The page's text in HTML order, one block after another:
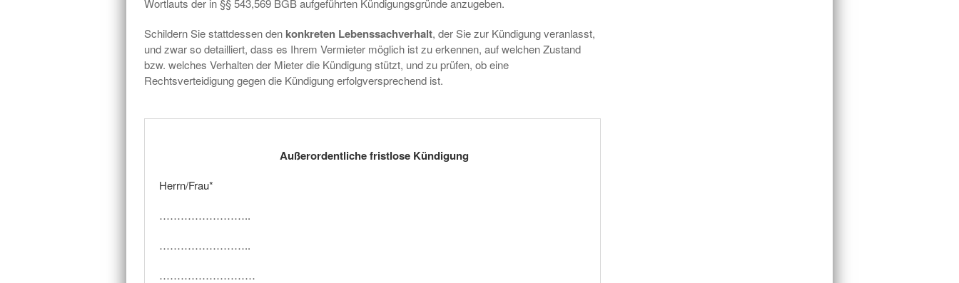
Wortlauts der in §§ 543,569 BGB aufgeführten Kündigungsgründe anzugeben.
Schildern Sie stattdessen den konkreten Lebenssachverhalt, der Sie zur Kündigung veranlasst,
und zwar so detailliert, dass es Ihrem Vermieter möglich ist zu erkennen, auf welchen Zustand
bzw. welches Verhalten der Mieter die Kündigung stützt, und zu prüfen, ob eine
Rechtsverteidigung gegen die Kündigung erfolgversprechend ist.
Außerordentliche fristlose Kündigung
Herrn/Frau*
……………………..
……………………..
………………………